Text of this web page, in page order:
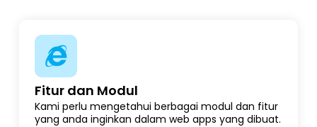
Fitur dan Modul
Kami perlu mengetahui berbagai modul dan fitur
yang anda inginkan dalam web apps yang dibuat.